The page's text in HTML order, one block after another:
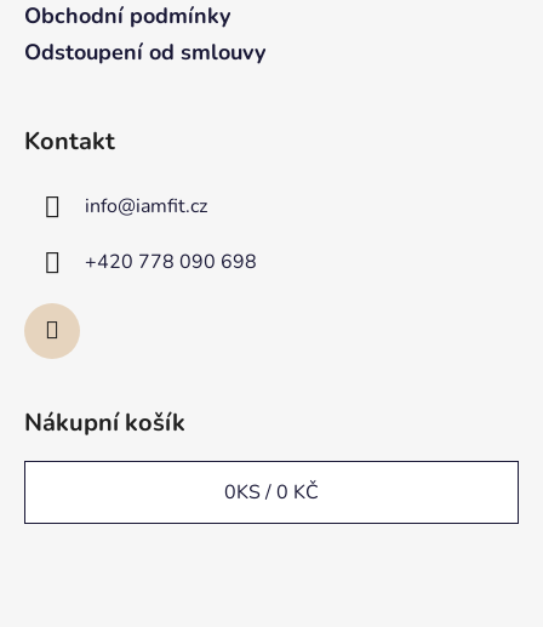
Obchodní podmínky
Odstoupení od smlouvy
Kontakt
info@iamfit.cz
+420 778 090 698
Nákupní košík
0KS /0 KČ